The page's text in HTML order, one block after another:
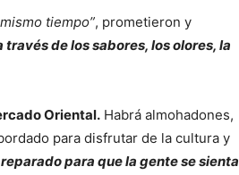
tiempo”, prometieron y
de los sabores, los olores, la
Oriental. Habrá almohadones,
para disfrutar de la cultura y
para que la gente se sienta